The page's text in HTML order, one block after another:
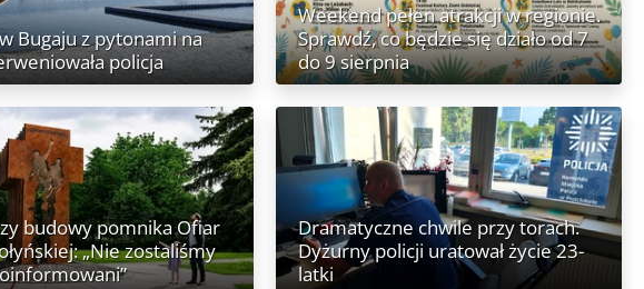
w Bugaju z pytonami na
policja
Weekend pełen atrakcji w regionie.
Sprawdź, co będzie się działo od 7
do 9 sierpnia
budowy pomnika Ofiar
„Nie zostaliśmy
Dramatyczne chwile przy torach.
Dyżurny policji uratował życie 23-
latki